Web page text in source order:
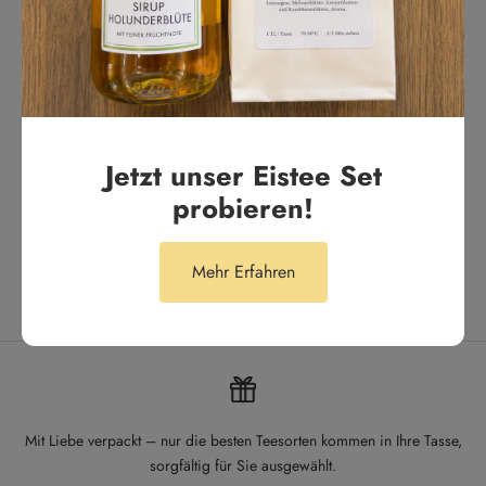
Jetzt unser Eistee Set
probieren!
Mehr Erfahren
Tägliches Highlight. Unser Lieblingstee für den Alltag
Anonym
Mit Liebe verpackt – nur die besten Teesorten kommen in Ihre Tasse,
sorgfältig für Sie ausgewählt.